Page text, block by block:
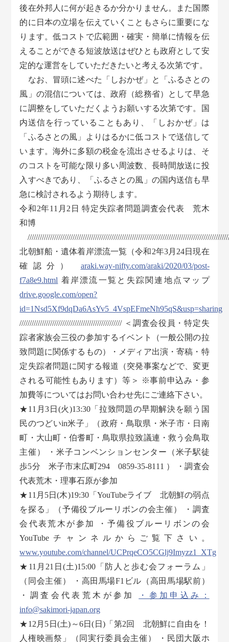
後在外邦人に何が起きるか分かりません。また国際
的に日本の立場を伝えていくこともさらに重要にな
ります。低コストで広範囲・確実・簡単に情報を伝
えることができる短波放送はぜひとも政府として安
定的な運営をしていただきたいと考える次第です。
なお、冒頭に述べた「しおかぜ」と「ふるさとの
風」の混信については、政府（総務省）として早急
に調整をしていただくようお願いする次第です。国
内送信を行っていることもあり、「しおかぜ」は
「ふるさとの風」よりはるかに低コストで送信して
います。海外に多額の税金を流出させるよりは、そ
のコストを可能な限り多い周波数、長時間放送に投
入すべきであり、「ふるさとの風」の国内送信も早
急に検討されるよう期待します。
令和2年11月2日 特定失踪者問題調査会代表 荒木
和博
北朝鮮船・遺体着岸漂流一覧（令和2年3月24日現在
確認分） araki.way-nifty.com/araki/2020/03/post-
f7a8e9.html 着岸漂流一覧と失踪関連地点マップ
drive.google.com/open?
id=1Nsd5Xf9dqDa6AsYv5_4VspEFmeNh95qS&usp=sharing
////////////////////////////////////////////////// ＜調査会役員・特定失
踪者家族会三役の参加するイベント（一般公開の拉
致問題に関係するもの）・メディア出演・寄稿・特
定失踪者問題に関する報道（突発事案などで、変更
される可能性もあります）等＞ ※事前申込み・参
加費等についてはお問い合わせ先にご連絡下さい。
★11月3日(火)13:30「拉致問題の早期解決を願う国
民のつどいin米子」（政府・鳥取県・米子市・日南
町・大山町・伯耆町・鳥取県拉致議連・救う会鳥取
主催） ・米子コンベンションセンター（米子駅徒
歩5分 米子市末広町294 0859-35-8111 ） ・調査会
代表荒木・理事石原が参加
★11月5日(木)19:30「YouTubeライブ 北朝鮮の弱点
を探る」（予備役ブルーリボンの会主催） ・調査
会代表荒木が参加 ・予備役ブルーリボンの会
YouTubeチャンネルからご覧下さい。
www.youtube.com/channel/UCPrqeCO5CGlj9Imyzz1_XTg
★11月21日(土)15:00「防人と歩む会フォーラム」
（同会主催） ・高田馬場F1ビル（高田馬場駅前）
・調査会代表荒木が参加
・参加申込み：
info@sakimori-japan.org
★12月5日(土)～6日(日)「第2回 北朝鮮に自由を！
人権映画祭」（同実行委員会主催） ・民団大阪ホ